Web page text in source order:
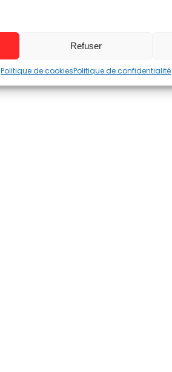
Refuser
Politique de cookiesPolitique de confidentialité